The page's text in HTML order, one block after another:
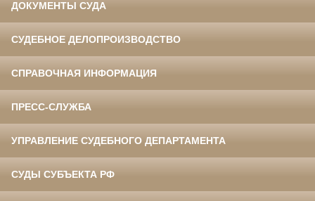
ДОКУМЕНТЫ СУДА
СУДЕБНОЕ ДЕЛОПРОИЗВОДСТВО
СПРАВОЧНАЯ ИНФОРМАЦИЯ
ПРЕСС-СЛУЖБА
УПРАВЛЕНИЕ СУДЕБНОГО ДЕПАРТАМЕНТА
СУДЫ СУБЪЕКТА РФ